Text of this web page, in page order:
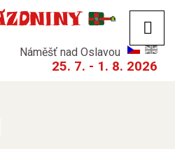
Náměšť nad Oslavou
25. 7. - 1. 8. 2026